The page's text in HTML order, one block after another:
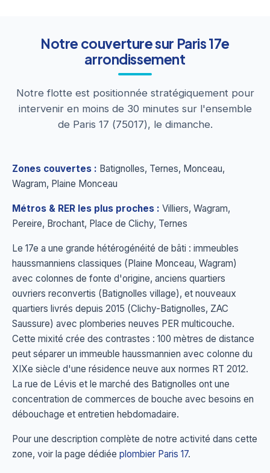
Notre couverture sur Paris 17e
arrondissement
Notre flotte est positionnée stratégiquement pour
intervenir en moins de 30 minutes sur l'ensemble
de Paris 17 (75017), le dimanche.
Zones couvertes : Batignolles, Ternes, Monceau,
Wagram, Plaine Monceau
Métros & RER les plus proches : Villiers, Wagram,
Pereire, Brochant, Place de Clichy, Ternes
Le 17e a une grande hétérogénéité de bâti : immeubles
haussmanniens classiques (Plaine Monceau, Wagram)
avec colonnes de fonte d'origine, anciens quartiers
ouvriers reconvertis (Batignolles village), et nouveaux
quartiers livrés depuis 2015 (Clichy-Batignolles, ZAC
Saussure) avec plomberies neuves PER multicouche.
Cette mixité crée des contrastes : 100 mètres de distance
peut séparer un immeuble haussmannien avec colonne du
XIXe siècle d'une résidence neuve aux normes RT 2012.
La rue de Lévis et le marché des Batignolles ont une
concentration de commerces de bouche avec besoins en
débouchage et entretien hebdomadaire.
Pour une description complète de notre activité dans cette
zone, voir la page dédiée plombier Paris 17.